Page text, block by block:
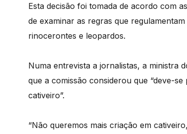
Esta decisão foi tomada de acordo com
de examinar as regras que
rinocerontes e leopardos.
Numa entrevista a jornalistas, a ministra
que a comissão considerou que “deve-
cativeiro”.
“Não queremos mais criação em